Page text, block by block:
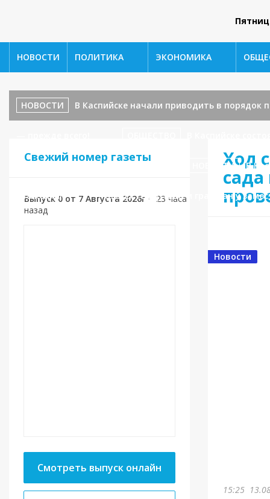
НОВОСТИ ПОЛИТИКА ЭКОНОМИКА
НОВОСТИ В Каспийске начали приводить в
ул. Ленина, 17 — завершаются! НОВОСТИ В
уважения!» ОБЩЕСТВО Приём граждан у
Свежий номер газеты
Выпуск 0 от 7 Августа 2026г • 23 часа
назад
Смотреть выпуск онлайн
Ход
Новости
15:25